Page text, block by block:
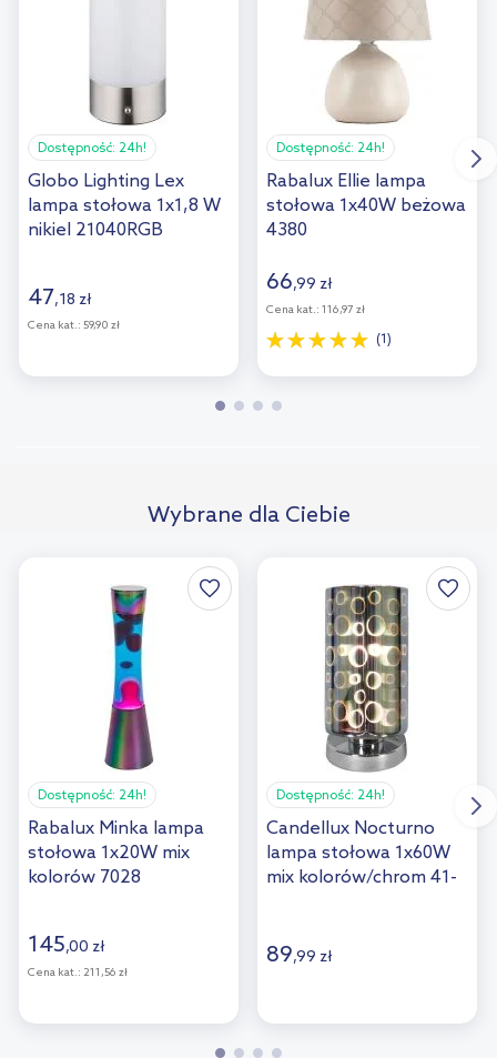
Dostępność: 24h!
Globo Lighting Lex
lampa stołowa 1x1,8 W
nikiel 21040RGB
47,18 zł
Cena kat.: 59,90 zł
Dostępność: 24h!
Rabalux Ellie lampa
stołowa 1x40W beżowa
4380
66,99 zł
Cena kat.: 116,97 zł
(1)
Wybrane dla Ciebie
Dostępność: 24h!
Rabalux Minka lampa
stołowa 1x20W mix
kolorów 7028
145,00 zł
Cena kat.: 211,56 zł
Dostępność: 24h!
Candellux Nocturno
lampa stołowa 1x60W
mix kolorów/chrom 41-
89,99 zł